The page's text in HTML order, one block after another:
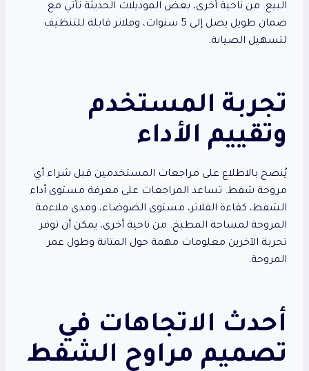
البيع. من ناحية أخرى، بعض الموديلات الحديثة تأتي مع
ضمان طويل يصل إلى 5 سنوات، وفلاتر قابلة للتنظيف
لتسهيل الصيانة.
تجربة المستخدم
وتقييم الأداء
يُنصح بالاطلاع على مراجعات المستخدمين قبل شراء أي
مروحة شفط. تساعد المراجعات على معرفة مستوى أداء
الشفط، كفاءة الفلاتر، مستوى الضوضاء، ومدى ملاءمة
المروحة لمساحة المطبخ. من ناحية أخرى، يمكن أن توفر
تجربة الآخرين معلومات مهمة حول المتانة وطول عمر
المروحة.
أحدث الاتجاهات في
تصميم مراوح الشفط